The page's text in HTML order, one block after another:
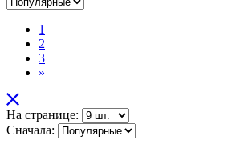
1
2
3
»
На странице:
Сначала: